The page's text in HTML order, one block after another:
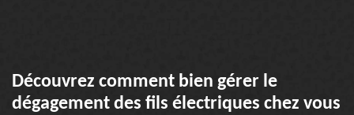
Découvrez comment bien gérer le
dégagement des fils électriques chez vous